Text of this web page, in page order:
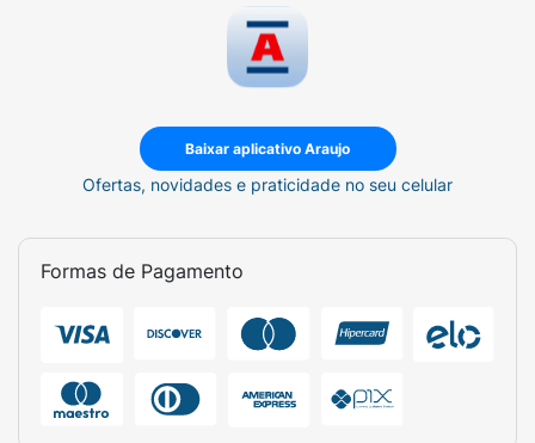
Baixar aplicativo Araujo
Ofertas, novidades e praticidade no seu celular
Formas de Pagamento